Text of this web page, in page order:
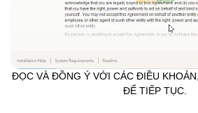
ĐỌC VÀ ĐỒNG Ý VỚI CÁC ĐIỀU
ĐỂ TIẾP TỤC.